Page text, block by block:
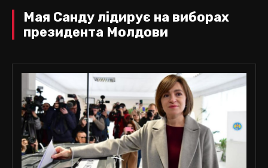
Мая Санду лідирує на виборах
президента Молдови